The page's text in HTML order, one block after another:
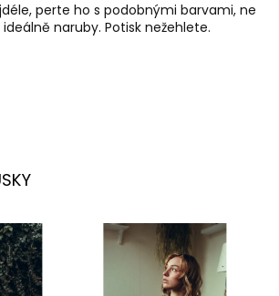
perte ho s podobnými barvami, ne
ideálně naruby. Potisk nežehlete.